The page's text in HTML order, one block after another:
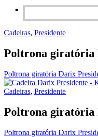
Cadeiras, Presidente
Poltrona giratória
Poltrona giratória Darix
Cadeiras, Presidente
Poltrona giratória
Poltrona giratória Darix